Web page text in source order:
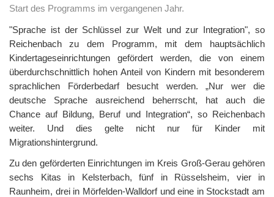
Start des Programms im vergangenen Jahr.
"Sprache ist der Schlüssel zur Welt und zur Integration", so
Reichenbach zu dem Programm, mit dem hauptsächlich
Kindertageseinrichtungen gefördert werden, die von einem
überdurchschnittlich hohen Anteil von Kindern mit besonderem
sprachlichen Förderbedarf besucht werden. „Nur wer die
deutsche Sprache ausreichend beherrscht, hat auch die
Chance auf Bildung, Beruf und Integration“, so Reichenbach
weiter. Und dies gelte nicht nur für Kinder mit
Migrationshintergrund.
Zu den geförderten Einrichtungen im Kreis Groß-Gerau gehören
sechs Kitas in Kelsterbach, fünf in Rüsselsheim, vier in
Raunheim, drei in Mörfelden-Walldorf und eine in Stockstadt am